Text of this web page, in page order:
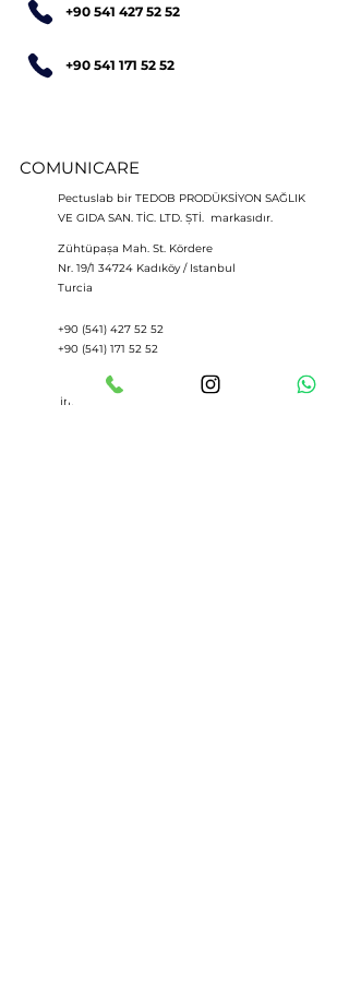
+90 541 427 52 52
+90 541 171 52 52
COMUNICARE
Pectuslab bir TEDOB PRODÜKSİYON SAĞLIK
VE GIDA SAN. TİC. LTD. ŞTİ. markasıdır.
Zühtüpaşa Mah. St. Kördere
Nr. 19/1 34724 Kadıköy / Istanbul
Turcia
+90 (541) 427 52 52
+90 (541) 171 52 52
info@pectuslab.com